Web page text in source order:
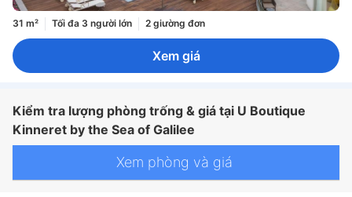
31 m² Tối đa 3 người lớn 2 giường đơn
Xem giá
Kiểm tra lượng phòng trống & giá tại U Boutique
Kinneret by the Sea of Galilee
Xem phòng và giá